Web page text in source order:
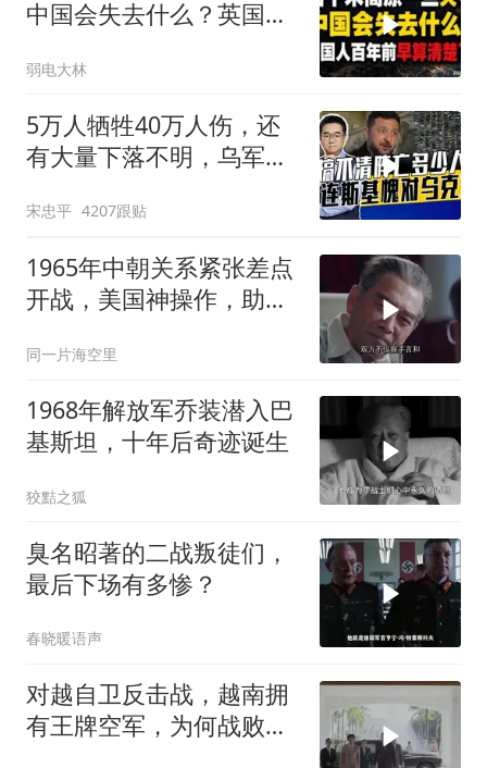
中国会失去什么？英国人
弱电大林
5万人牺牲40万人伤，还
有大量下落不明，乌军伤
宋忠平 4207跟贴
1965年中朝关系紧张差点
开战，美国神操作，助两
同一片海空里
1968年解放军乔装潜入巴
基斯坦，十年后奇迹诞生
狡黠之狐
臭名昭著的二战叛徒们，
最后下场有多惨？
春晓暖语声
对越自卫反击战，越南拥
有王牌空军，为何战败也